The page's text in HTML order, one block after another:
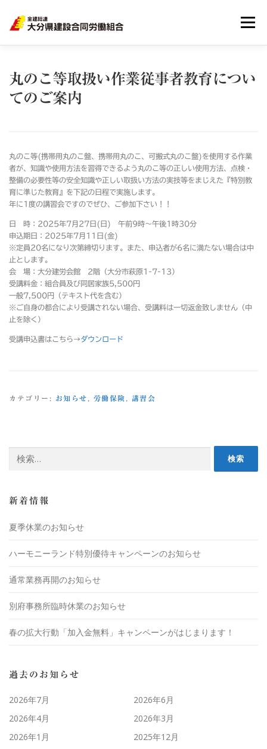
メニュー
丸のこ等取扱い作業従事者教育につい
てのご案内
丸のこ等(携帯用丸のこ盤、携帯用丸のこ、可搬式丸のこ盤)を使用する作業
者が、知識や使用方法を習得できるよう丸のこ等の正しい使用方法、点検・
整備の必要性等の安全知識や正しい取扱い方法の実技等をまじえた『特別教
育に準じた教育』を下記の日程で実施します。
年に1度の講習会ですのでぜひ、ご参加下さい！！
日 時：2025年7月27日(日) 午前9時～午後1時30分
申込期日：2025年7月11日(金)
※定員20名になり次第締切ります。また、申込者が6名に満たない場合は中
止とします。
会 場：大分建労会館 2階（大分市萩原1-7-13）
受講料金：組合員及び同居家族5,500円
一般7,500円（テキスト代を含む）
※ご自身の都合により受講されない場合、受講料は一切返金致しません（中
止を除く）
受講申込書はこちら→ダウンロード
カテゴリー: お知らせ 労働保険 講習会
新着情報
夏季休業のお知らせ
ハーモニーランド特別優待キャンペーンのお知らせ
通常業務再開のお知らせ
別府事務所臨時休業のお知らせ
春の拡大行動「加入金無料」キャンペーンがはじまります！
過去のお知らせ
2026年7月
2026年6月
2026年4月
2026年3月
2026年1月
2025年12月